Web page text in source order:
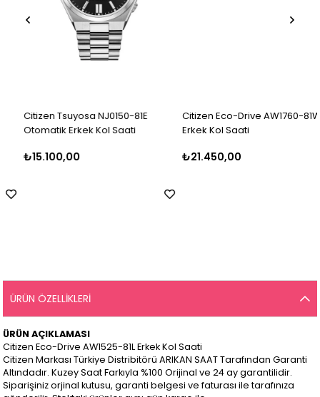
Citizen Tsuyosa NJ0150-81E
Otomatik Erkek Kol Saati
₺15.100,00
Citizen Eco-Drive AW1760-81W
Erkek Kol Saati
₺21.450,00
ÜRÜN ÖZELLIKLERI
ÜRÜN AÇIKLAMASI
Citizen Eco-Drive AW1525-81L Erkek Kol Saati
Citizen Markası Türkiye Distribitörü ARIKAN SAAT Tarafından Garanti
Altındadır. Kuzey Saat Farkıyla %100 Orijinal ve 24 ay garantilidir.
Siparişiniz orjinal kutusu, garanti belgesi ve faturası ile tarafınıza